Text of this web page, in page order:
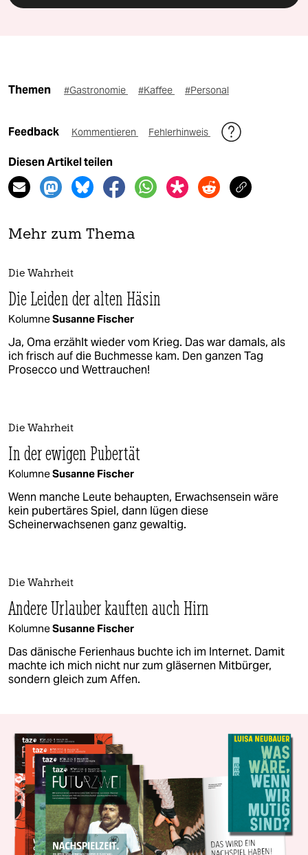
Themen #Gastronomie #Kaffee #Personal
Feedback Kommentieren Fehlerhinweis
Diesen Artikel teilen
Mehr zum Thema
Die Wahrheit
Die Leiden der alten Häsin
KolumneSusanne Fischer
Ja, Oma erzählt wieder vom Krieg. Das war damals, als
ich frisch auf die Buchmesse kam. Den ganzen Tag
Prosecco und Wettrauchen!
Die Wahrheit
In der ewigen Pubertät
KolumneSusanne Fischer
Wenn manche Leute behaupten, Erwachsensein wäre
kein pubertäres Spiel, dann lügen diese
Scheinerwachsenen ganz gewaltig.
Die Wahrheit
Andere Urlauber kauften auch Hirn
KolumneSusanne Fischer
Das dänische Ferienhaus buchte ich im Internet. Damit
machte ich mich nicht nur zum gläsernen Mitbürger,
sondern gleich zum Affen.